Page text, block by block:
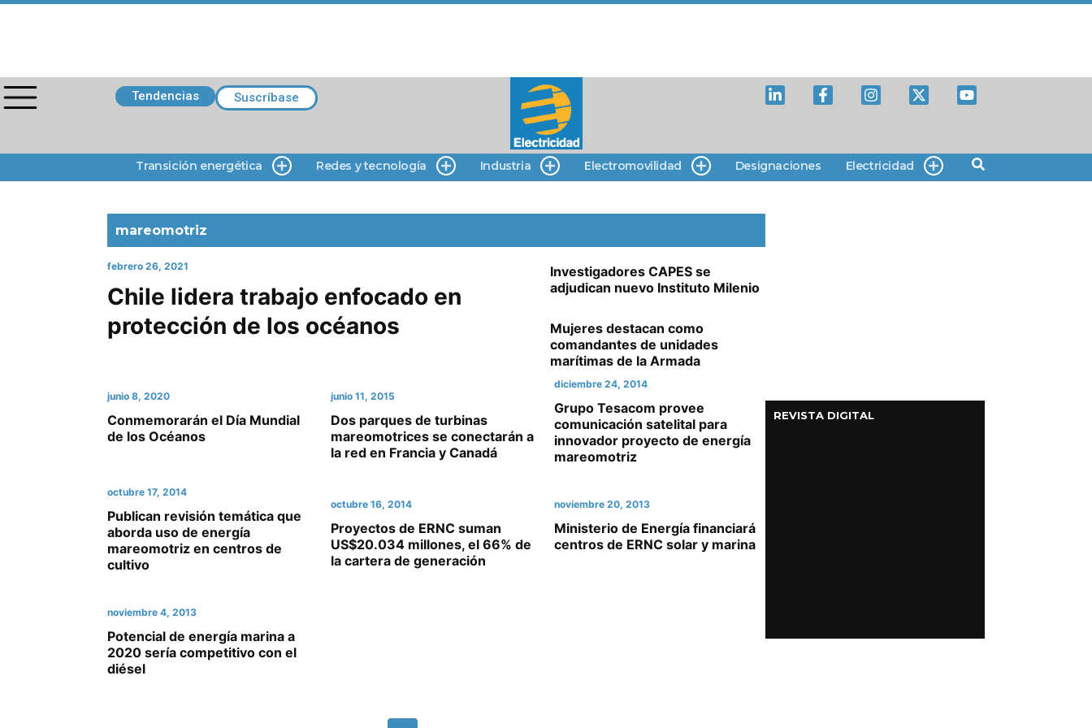
Tendencias Suscríbase
Transición energética Redes y tecnología Industria Electromovilidad Designaciones Electricidad
mareomotriz
febrero 26, 2021
Chile lidera trabajo enfocado en
protección de los océanos
Investigadores CAPES se
adjudican nuevo Instituto Milenio
Mujeres destacan como
comandantes de unidades
marítimas de la Armada
junio 8, 2020
Conmemorarán el Día Mundial
de los Océanos
junio 11, 2015
Dos parques de turbinas
mareomotrices se conectarán a
la red en Francia y Canadá
diciembre 24, 2014
Grupo Tesacom provee
comunicación satelital para
innovador proyecto de energía
mareomotriz
octubre 17, 2014
Publican revisión temática que
aborda uso de energía
mareomotriz en centros de
cultivo
octubre 16, 2014
Proyectos de ERNC suman
US$20.034 millones, el 66% de
la cartera de generación
noviembre 20, 2013
Ministerio de Energía financiará
centros de ERNC solar y marina
noviembre 4, 2013
Potencial de energía marina a
2020 sería competitivo con el
diésel
REVISTA DIGITAL